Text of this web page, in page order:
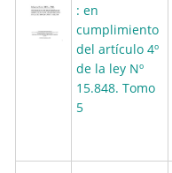
: en
cumplimiento
del artículo 4º
de la ley Nº
15.848. Tomo
5